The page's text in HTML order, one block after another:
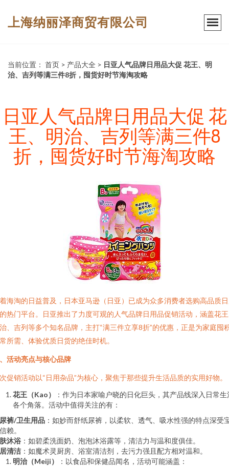
上海纳丽泽商贸有限公司
当前位置： 首页 > 产品大全 > 日亚人气品牌日用品大促 花王、明
治、吉列等满三件8折，囤货好时节海淘攻略
日亚人气品牌日用品大促 花
王、明治、吉列等满三件8
折，囤货好时节海淘攻略
海淘的日益普及，日本亚马逊（日亚）已成为众多消费者选购高品质
热门平台。日亚推出了力度可观的人气品牌日用品促销活动，涵盖花
、吉列等多个知名品牌，主打“满三件立享8折”的优惠，正是为家庭囤
所需、体验优质日货的绝佳时机。
活动亮点与核心品牌
促销活动以“日用杂品”为核心，聚焦于那些提升生活品质的实用好物。
花王（Kao）
：作为日本家喻户晓的日化巨头，其产品线深入日常生
各个角落。活动中值得关注的有：
裤/卫生用品 ：如妙而舒纸尿裤，以柔软、透气、吸水性强的特点深受
赖。
沐浴 ：如碧柔洗面奶、泡泡沐浴露等，清洁力与温和度俱佳。
清洁 ：如魔术灵厨房、浴室清洁剂，去污力强且配方相对温和。
明治（Meiji）
：以食品和保健品闻名，活动可能涵盖：